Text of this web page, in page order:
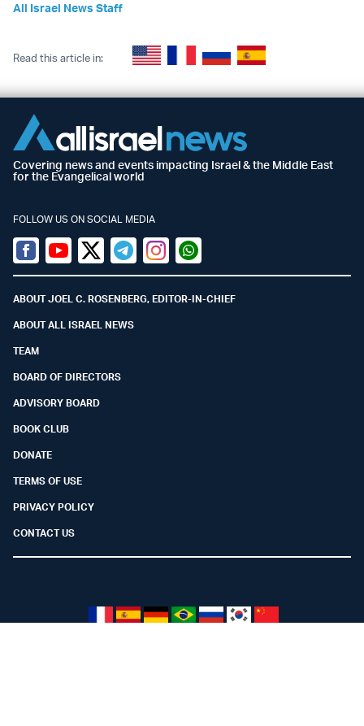
All Israel News Staff
Read this article in:
Covering news and events impacting Israel & the Middle East
for the Evangelical world
FOLLOW US ON SOCIAL MEDIA
Facebook
YoutubeTwitter (X)
TelegramInstagramWhatsapp
ABOUT JOEL C. ROSENBERG, EDITOR-IN-CHIEF
ABOUT ALL ISRAEL NEWS
TEAM
BOARD OF DIRECTORS
ADVISORY BOARD
BOOK CLUB
DONATE
TERMS OF USE
PRIVACY POLICY
CONTACT US